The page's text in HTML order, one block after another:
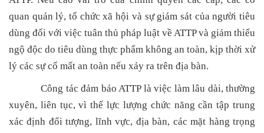
quan quản lý, tổ chức xã hội và sự giám sát của người tiêu
dùng đối với việc tuân thủ pháp luật về ATTP và giảm thiểu
ngộ độc do tiêu dùng thực phẩm không an toàn, kịp thời xử
lý các sự cố mất an toàn nếu xảy ra trên địa bàn.
Công tác đảm bảo ATTP là việc làm lâu dài, thường
xuyên, liên tục, vì thế lực lượng chức năng cần tập trung
xác định đối tượng, lĩnh vực, địa bàn, các mặt hàng trọng